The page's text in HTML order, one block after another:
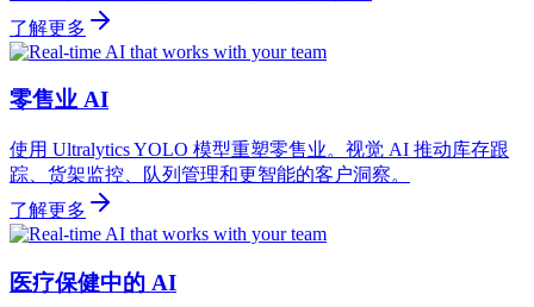
了解更多
零售业 AI
使用 Ultralytics YOLO 模型重塑零售业。视觉 AI 推动库存跟
踪、货架监控、队列管理和更智能的客户洞察。
了解更多
医疗保健中的 AI